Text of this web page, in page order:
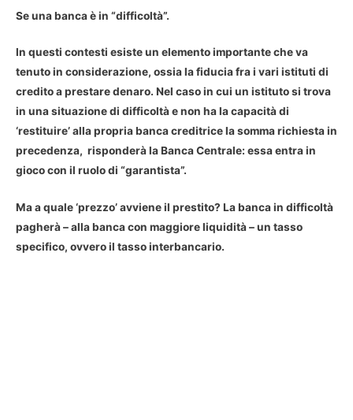
Se una banca è in “difficoltà”.
In questi contesti esiste un elemento importante che va
tenuto in considerazione, ossia la fiducia fra i vari istituti di
credito a prestare denaro. Nel caso in cui un istituto si trova
in una situazione di difficoltà e non ha la capacità di
‘restituire’ alla propria banca creditrice la somma richiesta in
precedenza, risponderà la Banca Centrale: essa entra in
gioco con il ruolo di “garantista”.
Ma a quale ‘prezzo’ avviene il prestito? La banca in difficoltà
pagherà – alla banca con maggiore liquidità – un tasso
specifico, ovvero il tasso interbancario.